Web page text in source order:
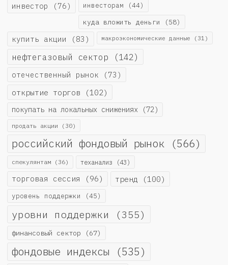
инвестор (76) инвесторам (44)
куда вложить деньги (58)
купить акции (83) макроэкономические данные (31)
нефтегазовый сектор (142)
отечественный рынок (73)
открытие торгов (102)
покупать на локальных снижениях (72)
продать акции (30)
российский фондовый рынок (566)
спекулянтам (36) теханализ (43)
торговая сессия (96) тренд (100)
уровень поддержки (45)
уровни поддержки (355)
финансовый сектор (67)
фондовые индексы (535)